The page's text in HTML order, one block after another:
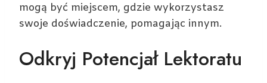
mogą być miejscem, gdzie wykorzystasz
swoje doświadczenie, pomagając innym.
Odkryj Potencjał Lektoratu